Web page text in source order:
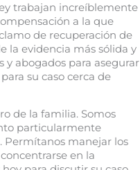
trabajan increíblemente
a la que
de recuperación de
la evidencia más sólida y
y abogados para asegurar
su caso cerca de
de la familia. Somos
particularmente
Permítanos manejar los
en la